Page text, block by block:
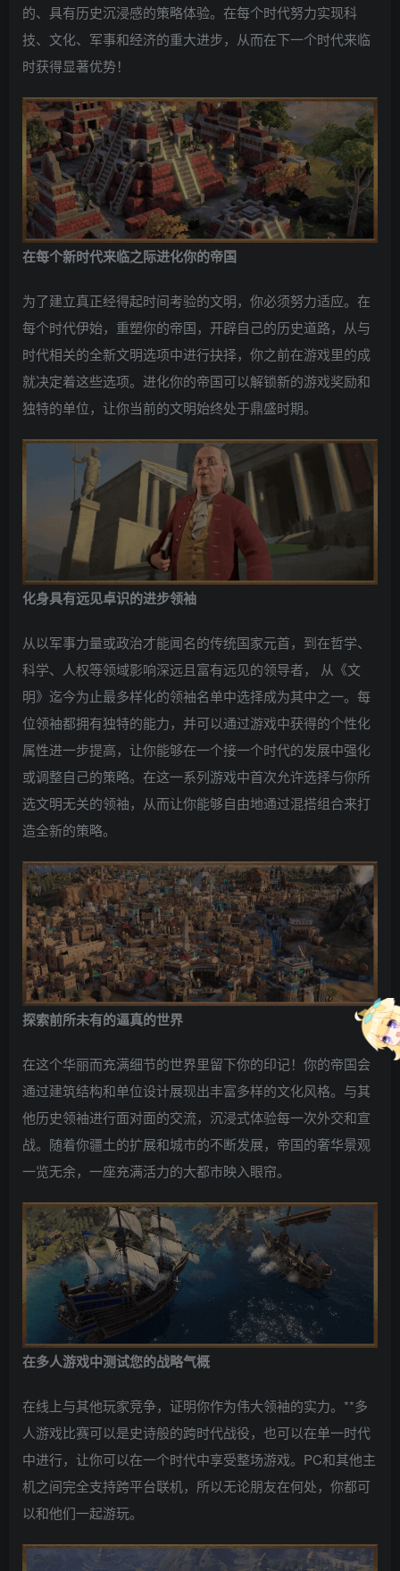
的、具有历史沉浸感的策略体验。在每个时代努力实现科
技、文化、军事和经济的重大进步，从而在下一个时代来临
时获得显著优势！
在每个新时代来临之际进化你的帝国
为了建立真正经得起时间考验的文明，你必须努力适应。在
每个时代伊始，重塑你的帝国，开辟自己的历史道路，从与
时代相关的全新文明选项中进行抉择，你之前在游戏里的成
就决定着这些选项。进化你的帝国可以解锁新的游戏奖励和
独特的单位，让你当前的文明始终处于鼎盛时期。
化身具有远见卓识的进步领袖
从以军事力量或政治才能闻名的传统国家元首，到在哲学、
科学、人权等领域影响深远且富有远见的领导者， 从《文
明》迄今为止最多样化的领袖名单中选择成为其中之一。每
位领袖都拥有独特的能力，并可以通过游戏中获得的个性化
属性进一步提高，让你能够在一个接一个时代的发展中强化
或调整自己的策略。在这一系列游戏中首次允许选择与你所
选文明无关的领袖，从而让你能够自由地通过混搭组合来打
造全新的策略。
探索前所未有的逼真的世界
在这个华丽而充满细节的世界里留下你的印记！你的帝国会
通过建筑结构和单位设计展现出丰富多样的文化风格。与其
他历史领袖进行面对面的交流，沉浸式体验每一次外交和宣
战。随着你疆土的扩展和城市的不断发展，帝国的奢华景观
一览无余，一座充满活力的大都市映入眼帘。
在多人游戏中测试您的战略气概
在线上与其他玩家竞争，证明你作为伟大领袖的实力。**多
人游戏比赛可以是史诗般的跨时代战役，也可以在单一时代
中进行，让你可以在一个时代中享受整场游戏。PC和其他主
机之间完全支持跨平台联机，所以无论朋友在何处，你都可
以和他们一起游玩。